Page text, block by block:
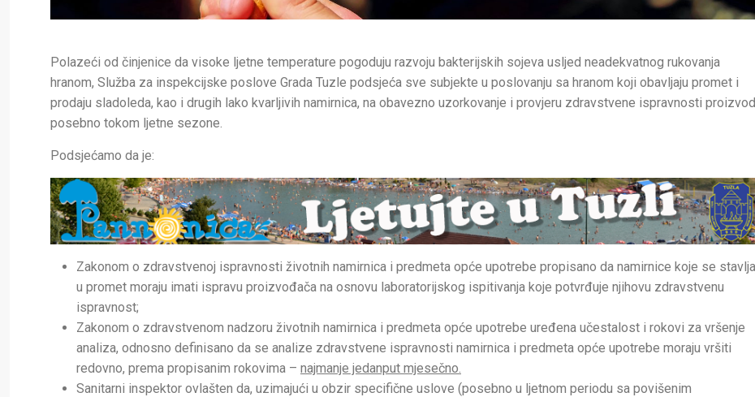
Polazeći od činjenice da visoke ljetne temperature pogoduju razvoju bakterijskih sojeva usljed neadekvatnog rukovanja
hranom, Služba za inspekcijske poslove Grada Tuzle podsjeća sve subjekte u poslovanju sa hranom koji obavljaju promet i
prodaju sladoleda, kao i drugih lako kvarljivih namirnica, na obavezno uzorkovanje i provjeru zdravstvene ispravnosti
posebno tokom ljetne sezone.
Podsjećamo da je:
Zakonom o zdravstvenoj ispravnosti životnih namirnica i predmeta opće upotrebe propisano da namirnice koje se
u promet moraju imati ispravu proizvođača na osnovu laboratorijskog ispitivanja koje potvrđuje njihovu zdravstvenu
ispravnost;
Zakonom o zdravstvenom nadzoru životnih namirnica i predmeta opće upotrebe uređena učestalost i rokovi za vršenje
analiza, odnosno definisano da se analize zdravstvene ispravnosti namirnica i predmeta opće upotrebe moraju vršiti
redovno, prema propisanim rokovima – najmanje jedanput mjesečno.
Sanitarni inspektor ovlašten da, uzimajući u obzir specifične uslove (posebno u ljetnom periodu sa povišenim